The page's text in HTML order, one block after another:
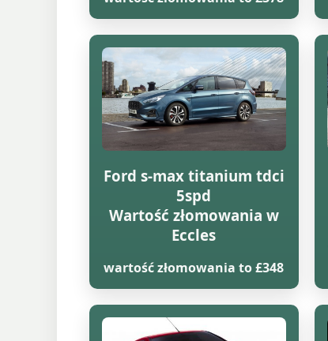
Ford s-max titanium tdci
5spd
Wartość złomowania w
Eccles
wartość złomowania to £348